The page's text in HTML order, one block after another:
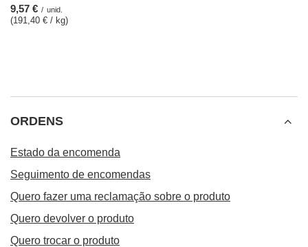
9,57 € / unid.
(191,40 € / kg)
ORDENS
Estado da encomenda
Seguimento de encomendas
Quero fazer uma reclamação sobre o produto
Quero devolver o produto
Quero trocar o produto